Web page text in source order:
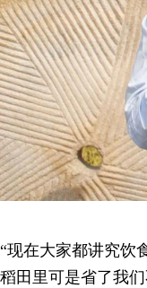
“现在大家都讲究饮
稻田里可是省了我